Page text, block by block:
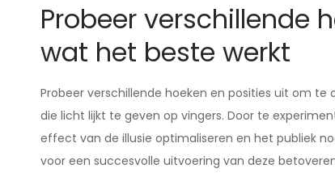
Probeer verschillende
wat het beste werkt
Probeer verschillende hoeken en posities uit om
die licht lijkt te geven op vingers. Door te
effect van de illusie optimaliseren en het publiek
voor een succesvolle uitvoering van deze